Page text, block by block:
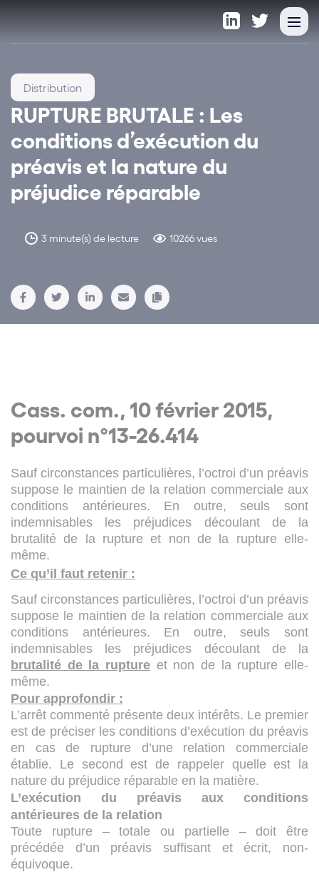
RUPTURE BRUTALE : Les
conditions d’exécution du
préavis et la nature du
préjudice réparable
3 minute(s) de lecture 10266 vues
Distribution
Cass. com., 10 février 2015,
pourvoi n°13-26.414
Sauf circonstances particulières, l’octroi d’un préavis
suppose le maintien de la relation commerciale aux
conditions antérieures. En outre, seuls sont
indemnisables les préjudices découlant de la
brutalité de la rupture et non de la rupture elle-
même.
Ce qu’il faut retenir :
Sauf circonstances particulières, l’octroi d’un préavis
suppose le maintien de la relation commerciale aux
conditions antérieures. En outre, seuls sont
indemnisables les préjudices découlant de la
brutalité de la rupture et non de la rupture elle-
même.
Pour approfondir :
L’arrêt commenté présente deux intérêts. Le premier
est de préciser les conditions d’exécution du préavis
en cas de rupture d’une relation commerciale
établie. Le second est de rappeler quelle est la
nature du préjudice réparable en la matière.
L’exécution du préavis aux conditions
antérieures de la relation
Toute rupture – totale ou partielle – doit être
précédée d’un préavis suffisant et écrit, non-
équivoque.